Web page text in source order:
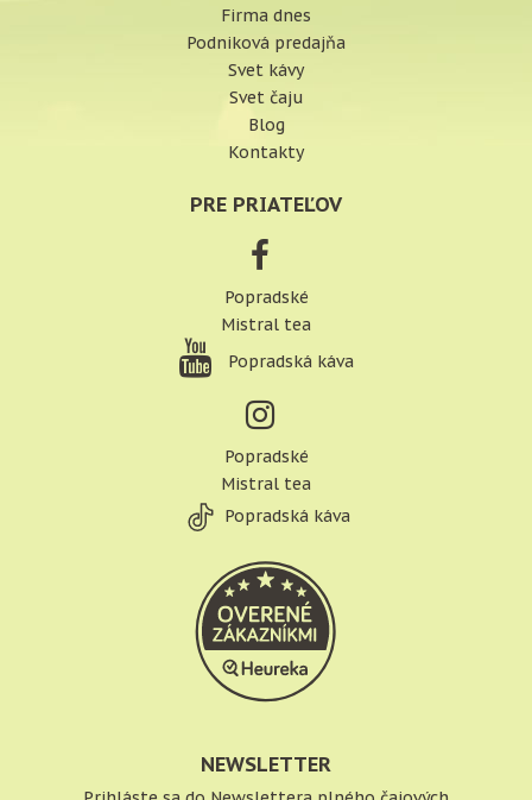
Firma dnes
Podniková predajňa
Svet kávy
Svet čaju
Blog
Kontakty
PRE PRIATEĽOV
Popradské
Mistral tea
Popradská káva
Popradské
Mistral tea
Popradská káva
NEWSLETTER